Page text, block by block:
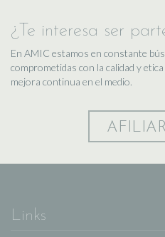
¿Te interesa ser
En AMIC estamos en constante
comprometidas con la calidad y
mejora continua en el medio.
Links